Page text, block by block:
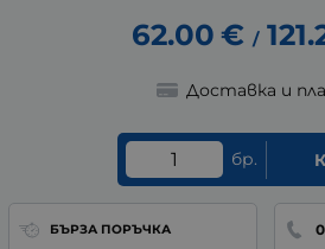
62.00 € /
Доставка и
бр.
БЪРЗА ПОРЪЧКА